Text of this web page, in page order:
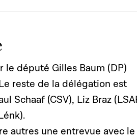
député Gilles Baum (DP)
reste de la délégation est
Schaaf (CSV), Liz Braz
autres une entrevue avec le